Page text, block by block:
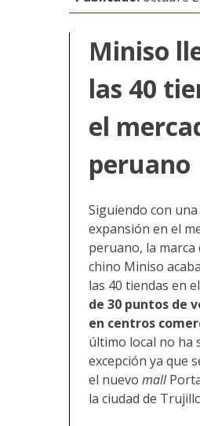
Miniso
las 40
el
peruano
Siguiendo con
expansión en el
peruano, la marca
chino Miniso
las 40 tiendas en
de 30 puntos de
en centros
último local no ha
excepción ya que
el nuevo mall
la ciudad de